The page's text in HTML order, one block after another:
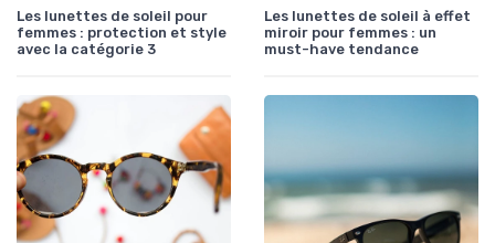
Les lunettes de soleil pour
femmes : protection et style
avec la catégorie 3
Les lunettes de soleil à effet
miroir pour femmes : un
must-have tendance